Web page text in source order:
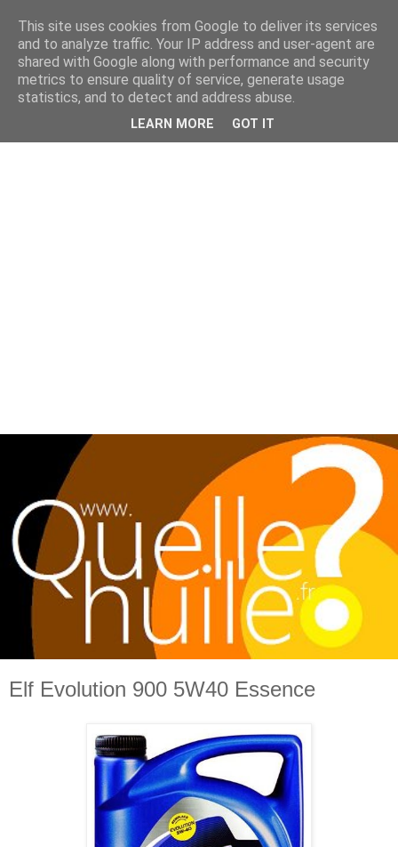
Elf Evolution 900 5W40 Essence
This site uses cookies from Google to deliver its services
and to analyze traffic. Your IP address and user-agent are
shared with Google along with performance and security
metrics to ensure quality of service, generate usage
statistics, and to detect and address abuse.
LEARN MORE GOT IT